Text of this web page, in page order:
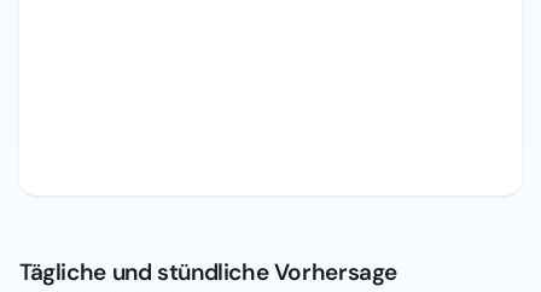
Tägliche und stündliche Vorhersage